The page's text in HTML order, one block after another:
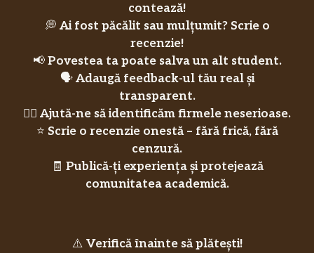
contează!
💭 Ai fost păcălit sau mulțumit? Scrie o
recenzie!
📢 Povestea ta poate salva un alt student.
🗣️ Adaugă feedback-ul tău real și
transparent.
🕵️‍♀️ Ajută-ne să identificăm firmele neserioase.
⭐ Scrie o recenzie onestă – fără frică, fără
cenzură.
🧾 Publică-ți experiența și protejează
comunitatea academică.
⚠️ Verifică înainte să plătești!